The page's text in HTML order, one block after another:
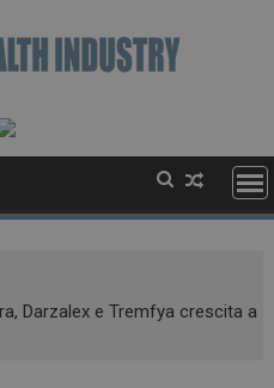
Darzalex e Tremfya crescita a